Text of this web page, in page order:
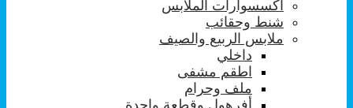
اكسسوارات الملابس
شنط وحقائب
ملابس الربيع والصيف
داخلي
اطقم مشفى
ملف وحرام
أفرهول وقطعة واحدة